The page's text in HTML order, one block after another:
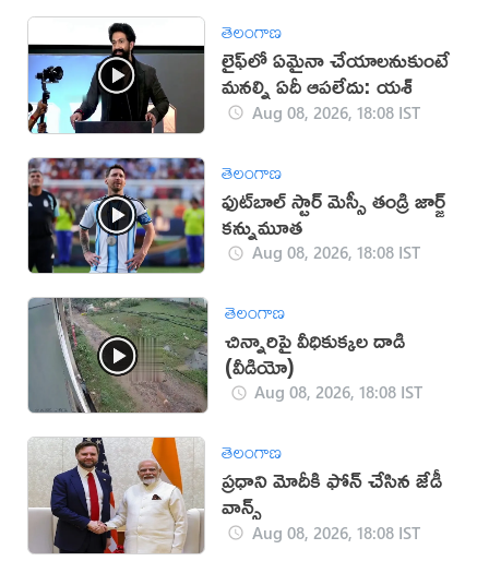
తెలంగాణ
లైఫ్‌లో ఏమైనా చేయాలనుకుంటే
మనల్ని ఏదీ ఆపలేదు: యశ్
Aug 08, 2026, 18:08 IST
తెలంగాణ
ఫుట్‌బాల్ స్టార్ మెస్సీ తండ్రి జార్జ్
కన్నుమూత
Aug 08, 2026, 18:08 IST
తెలంగాణ
చిన్నారిపై వీధికుక్కల దాడి
(వీడియో)
Aug 08, 2026, 18:08 IST
తెలంగాణ
ప్రధాని మోదీకి ఫోన్ చేసిన జేడీ
వాన్స్
Aug 08, 2026, 18:08 IST